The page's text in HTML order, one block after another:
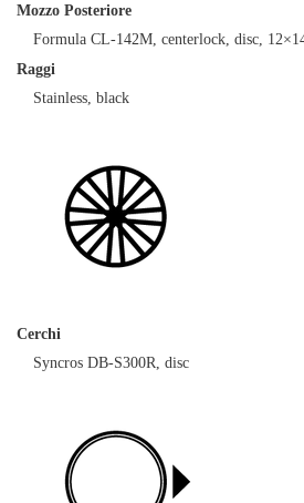
Mozzo Posteriore
Formula CL-142M, centerlock, disc,
Raggi
Stainless, black
Cerchi
Syncros DB-S300R, disc